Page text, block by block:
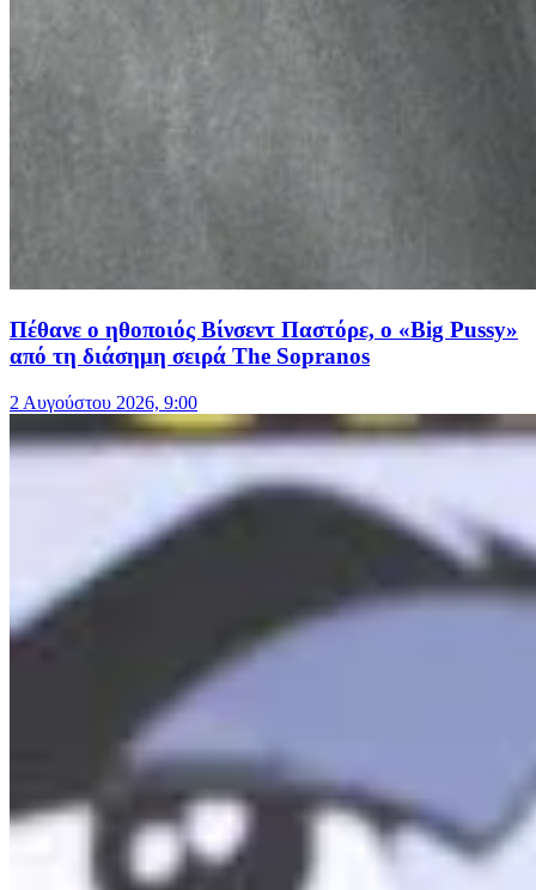
Πέθανε ο ηθοποιός Βίνσεντ Παστόρε, ο «Big Pussy»
από τη διάσημη σειρά The Sopranos
2 Αυγούστου 2026, 9:00